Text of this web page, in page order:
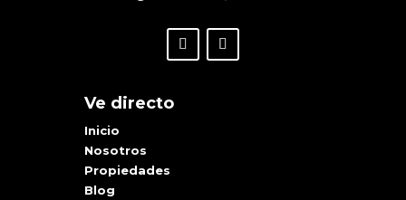
Ve directo
Inicio
Nosotros
Propiedades
Blog